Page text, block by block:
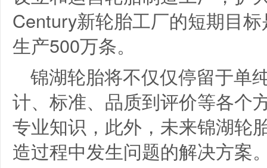
Century新轮胎工厂的短期目
生产500万条。
锦湖轮胎将不仅仅停留于单
计、标准、品质到评价等各个
专业知识，此外，未来锦湖轮
造过程中发生问题的解决方案